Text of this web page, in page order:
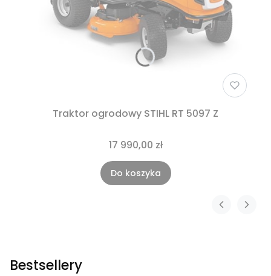
Traktor ogrodowy STIHL RT 5097 Z
17 990,00 zł
Do koszyka
Bestsellery